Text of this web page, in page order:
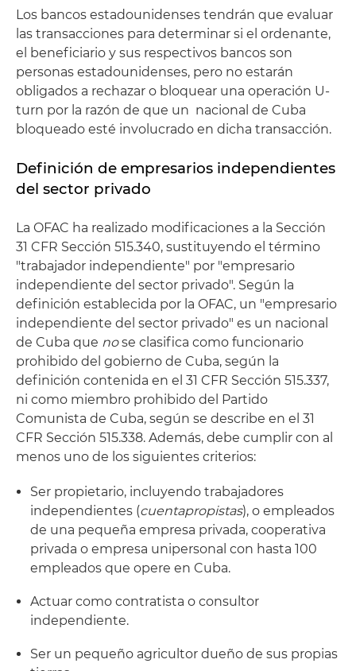
Los bancos estadounidenses tendrán que evaluar
las transacciones para determinar si el ordenante,
el beneficiario y sus respectivos bancos son
personas estadounidenses, pero no estarán
obligados a rechazar o bloquear una operación U-
turn por la razón de que un nacional de Cuba
bloqueado esté involucrado en dicha transacción.
Definición de empresarios independientes
del sector privado
La OFAC ha realizado modificaciones a la Sección
31 CFR Sección 515.340, sustituyendo el término
"trabajador independiente" por "empresario
independiente del sector privado". Según la
definición establecida por la OFAC, un "empresario
independiente del sector privado" es un nacional
de Cuba que nose clasifica como funcionario
prohibido del gobierno de Cuba, según la
definición contenida en el 31 CFR Sección 515.337,
ni como miembro prohibido del Partido
Comunista de Cuba, según se describe en el 31
CFR Sección 515.338. Además, debe cumplir con al
menos uno de los siguientes criterios:
Ser propietario, incluyendo trabajadores
independientes (cuentapropistas), o empleados
de una pequeña empresa privada, cooperativa
privada o empresa unipersonal con hasta 100
empleados que opere en Cuba.
Actuar como contratista o consultor
independiente.
Ser un pequeño agricultor dueño de sus propias